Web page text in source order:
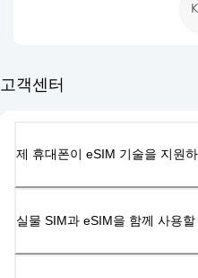
고객센터
제 휴대폰이 eSIM 기술을 지원
실물 SIM과 eSIM을 함께 사용